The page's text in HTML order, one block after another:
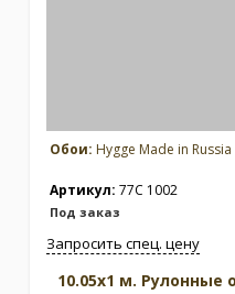
Обои: Hygge Made in Russia
Артикул: 77C 1002
Под заказ
Запросить спец. цену
10.05x1 м. Рулонные